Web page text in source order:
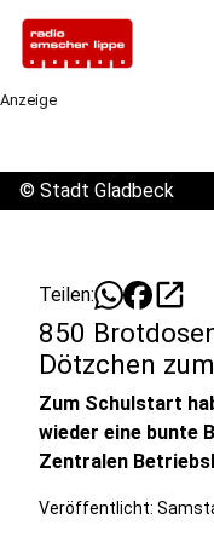
Anzeige
© Stadt Gladbeck
Teilen: open_in_new
850
Dötzchen
Zum Schulstart
wieder eine bunte
Zentralen
Veröffentlicht: